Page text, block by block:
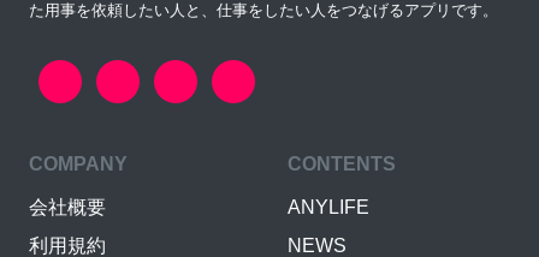
た用事を依頼したい人と、仕事をしたい人をつなげるアプリです。
COMPANY
会社概要
利用規約
CONTENTS
ANYLIFE
NEWS